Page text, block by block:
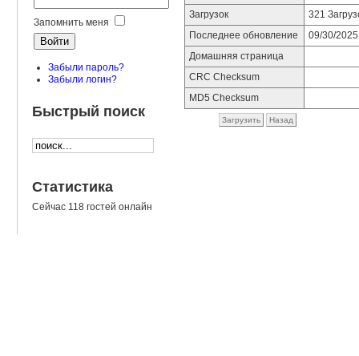
Запомнить меня
Забыли пароль?
Забыли логин?
Быстрый поиск
Статистика
Сейчас 118 гостей онлайн
Загрузок
321
Последнее обновление
09/30/
Домашняя страница
CRC Checksum
MD5 Checksum
Загрузить Назад